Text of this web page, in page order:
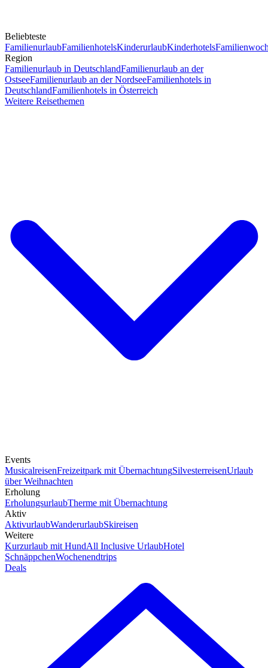
Beliebteste
FamilienurlaubFamilienhotelsKinderurlaubKinderhotels
Region
Familienurlaub in DeutschlandFamilienurlaub an der
OstseeFamilienurlaub an der NordseeFamilienhotels in
DeutschlandFamilienhotels in Österreich
Weitere Reisethemen
Events
MusicalreisenFreizeitpark mit ÜbernachtungSilvesterreisenUrlaub
über Weihnachten
Erholung
ErholungsurlaubTherme mit Übernachtung
Aktiv
AktivurlaubWanderurlaubSkireisen
Weitere
Kurzurlaub mit HundAll Inclusive UrlaubHotel
SchnäppchenWochenendtrips
Deals